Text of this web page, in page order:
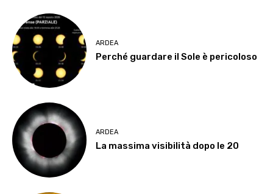
ARDEA
Perché guardare il Sole è pericoloso
ARDEA
La massima visibilità dopo le 20